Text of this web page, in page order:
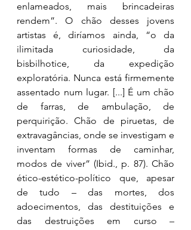
enlameados, mais brincadeiras
rendem”. O chão desses jovens
artistas é, diríamos ainda, “o da
ilimitada curiosidade, da
bisbilhotice, da expedição
exploratória. Nunca está firmemente
assentado num lugar. [...] É um chão
de farras, de ambulação, de
perquirição. Chão de piruetas, de
extravagâncias, onde se investigam e
inventam formas de caminhar,
modos de viver” (Ibid., p. 87). Chão
ético-estético-político que, apesar
de tudo – das mortes, dos
adoecimentos, das destituições e
das destruições em curso –